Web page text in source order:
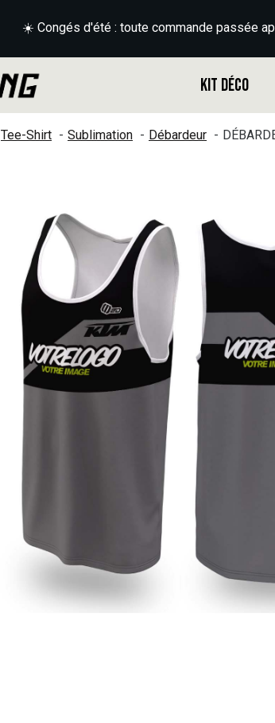
☀️ Congés d'été : toute commande passée
Kit déco
Tee-Shirt Sublimation Débardeur